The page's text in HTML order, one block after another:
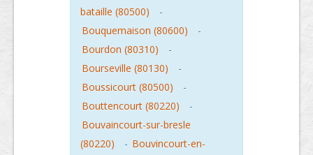
bataille (80500)
-
Bouquemaison (80600)
-
Bourdon (80310)
-
Bourseville (80130)
-
Boussicourt (80500)
-
Bouttencourt (80220)
-
Bouvaincourt-sur-bresle
(80220)
- Bouvincourt-en-